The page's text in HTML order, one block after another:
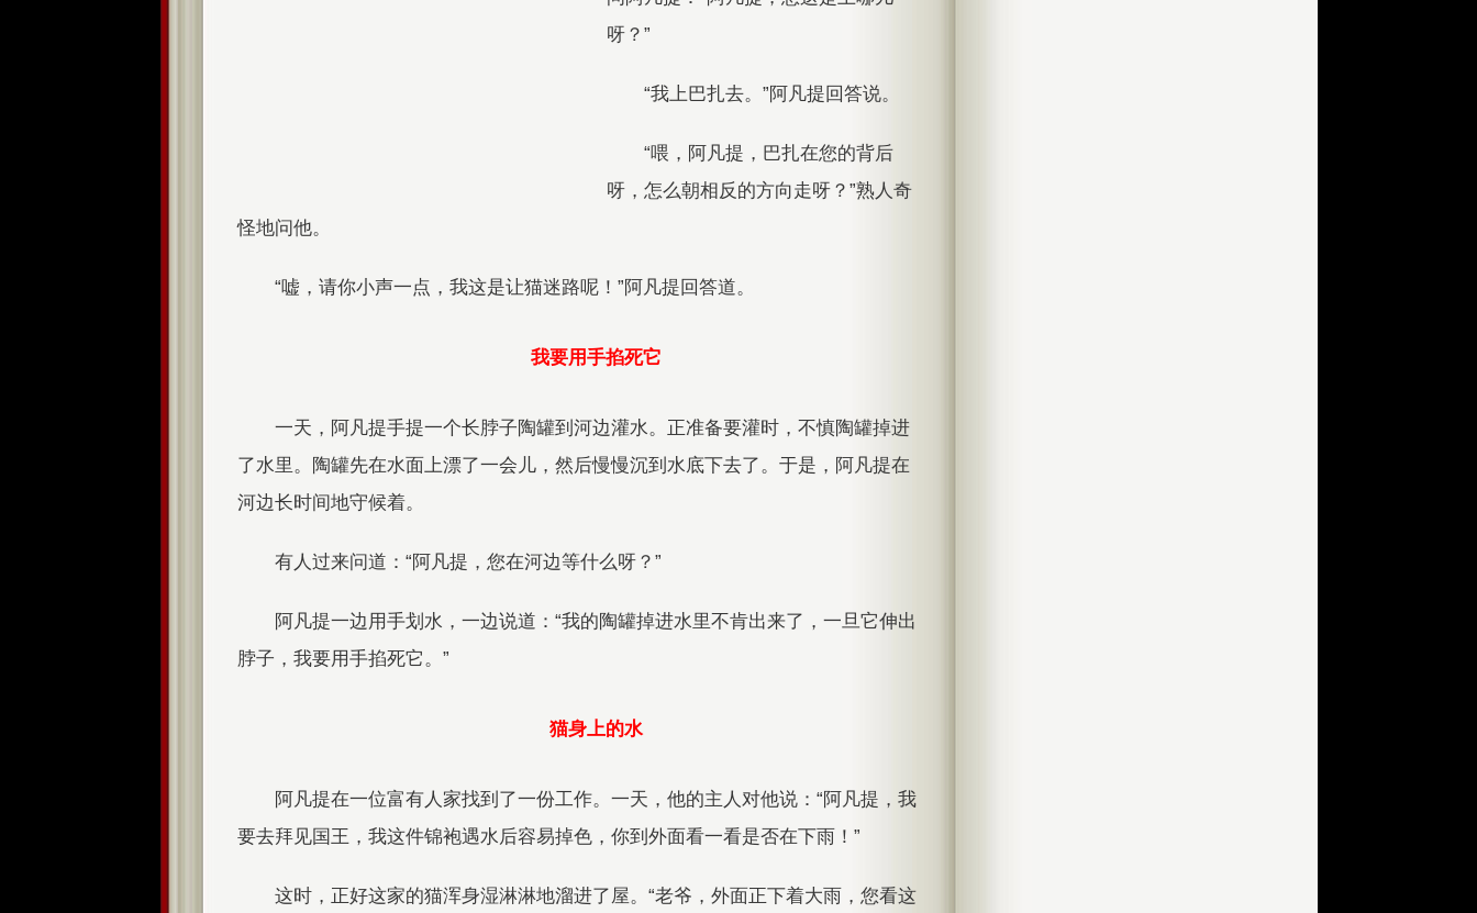
呀？”
“我上巴扎去。”阿凡提回答说。
“喂，阿凡提，巴扎在您的背后
呀，怎么朝相反的方向走呀？”熟人奇
怪地问他。
“嘘，请你小声一点，我这是让猫迷路呢！”阿凡提回答道。
我要用手掐死它
一天，阿凡提手提一个长脖子陶罐到河边灌水。正准备要灌时，不慎陶罐掉进
了水里。陶罐先在水面上漂了一会儿，然后慢慢沉到水底下去了。于是，阿凡提在
河边长时间地守候着。
有人过来问道：“阿凡提，您在河边等什么呀？”
阿凡提一边用手划水，一边说道：“我的陶罐掉进水里不肯出来了，一旦它伸出
脖子，我要用手掐死它。”
猫身上的水
阿凡提在一位富有人家找到了一份工作。一天，他的主人对他说：“阿凡提，我
要去拜见国王，我这件锦袍遇水后容易掉色，你到外面看一看是否在下雨！”
这时，正好这家的猫浑身湿淋淋地溜进了屋。“老爷，外面正下着大雨，您看这